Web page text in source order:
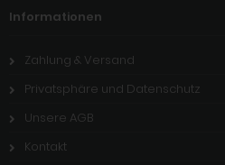
Informationen
Zahlung & Versand
Privatsphäre und Datenschutz
Unsere AGB
Kontakt